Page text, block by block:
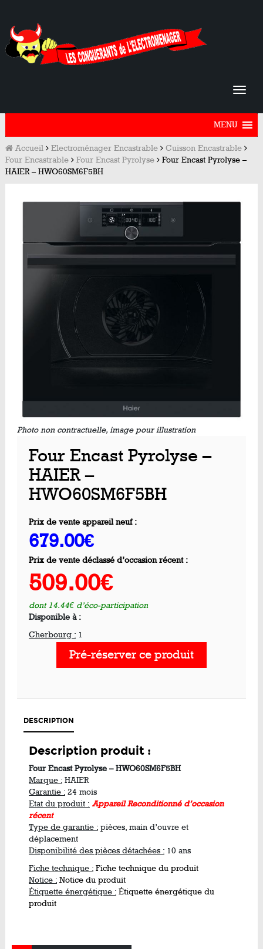
MENU
Accueil Electroménager Encastrable
Cuisson Encastrable
Four Encastrable
Four Encast Pyrolyse
Four Encast Pyrolyse –
HAIER – HWO60SM6F5BH
Photo non contractuelle, image pour illustration
Four Encast Pyrolyse –
HAIER –
HWO60SM6F5BH
Prix de vente appareil neuf :
679.00€
Prix de vente déclassé d’occasion récent :
509.00€
dont 14.44€ d’éco-participation
Disponible à :
Cherbourg : 1
Pré-réserver ce produit
DESCRIPTION
Description produit :
Four Encast Pyrolyse – HWO60SM6F5BH
Marque : HAIER
Garantie : 24 mois
Etat du produit : Appareil Reconditionné d’occasion
récent
Type de garantie : pièces, main d’ouvre et
déplacement
Disponibilité des pièces détachées : 10 ans
Fiche technique : Fiche technique du produit
Notice : Notice du produit
Étiquette énergétique : Étiquette énergétique du
produit